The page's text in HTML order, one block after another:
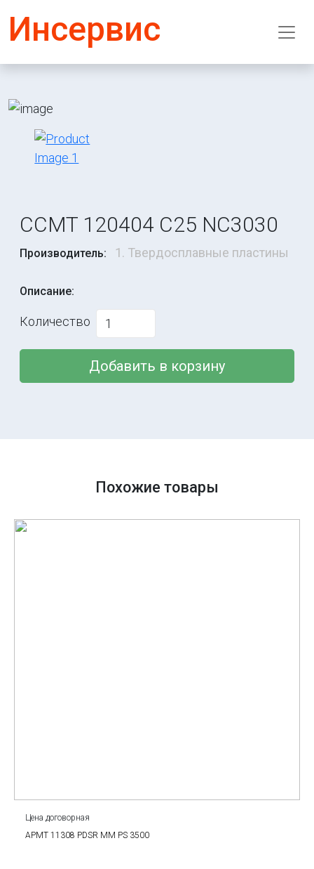
Инсервис
CCMT 120404 C25 NC3030
Производитель: 1. Твердосплавные пластины
Описание:
Количество
Добавить в корзину
Похожие товары
Цена договорная
APMT 11308 PDSR MM PS 3500